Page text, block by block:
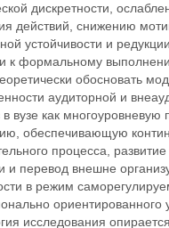
дискретности,
действий, снижению
устойчивости и
к формальному
обосновать
аудиторной и
в вузе как многоуровневую
обеспечивающую
процесса,
и перевод внешне
в режим
ориентированного
исследования